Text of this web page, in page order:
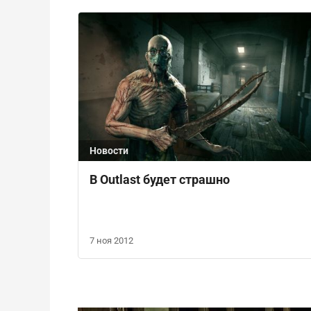
Новости
В Outlast будет страшно
7 ноя 2012